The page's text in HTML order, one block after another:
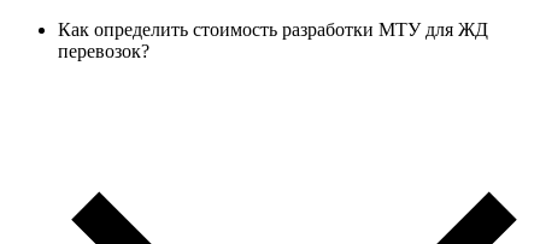
Как определить стоимость разработки МТУ для ЖД
перевозок?